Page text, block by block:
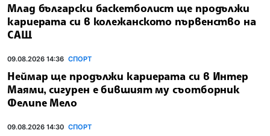
Млад български баскетболист ще продължи
кариерата си в колежанското първенство на
САЩ
09.08.2026 14:36 СПОРТ
Неймар ще продължи кариерата си в Интер
Маями, сигурен е бившият му съотборник
Фелипе Мело
09.08.2026 14:30 СПОРТ